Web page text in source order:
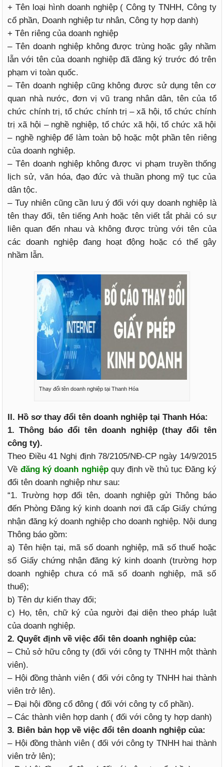
+ Tên loại hình doanh nghiệp ( Công ty TNHH, Công ty
cổ phần, Doanh nghiệp tư nhân, Công ty hợp danh)
+ Tên riêng của doanh nghiệp
– Tên doanh nghiệp không được trùng hoặc gây nhầm
lẫn với tên của doanh nghiệp đã đăng ký trước đó trên
phạm vi toàn quốc.
– Tên doanh nghiệp cũng không được sử dụng tên cơ
quan nhà nước, đơn vị vũ trang nhân dân, tên của tổ
chức chính trị, tổ chức chính trị – xã hội, tổ chức chính
trị xã hội – nghề nghiệp, tổ chức xã hội, tổ chức xã hội
– nghề nghiệp để làm toàn bộ hoặc một phần tên riêng
của doanh nghiệp.
– Tên doanh nghiệp không được vi phạm truyền thống
lịch sử, văn hóa, đạo đức và thuần phong mỹ tục của
dân tộc.
– Tuy nhiên cũng cần lưu ý đối với quy doanh nghiệp là
tên thay đổi, tên tiếng Anh hoặc tên viết tắt phải có sự
liên quan đến nhau và không được trùng với tên của
các doanh nghiệp đang hoạt động hoặc có thể gây
nhầm lẫn.
Thay đổi tên doanh nghiệp tại Thanh Hóa
II. Hồ sơ thay đổi tên doanh nghiệp tại Thanh Hóa:
1. Thông báo đổi tên doanh nghiệp (thay đổi tên
công ty).
Theo Điều 41 Nghị định 78/2105/NĐ-CP ngày 14/9/2015
Về đăng ký doanh nghiệpquy định về thủ tục Đăng ký
đổi tên doanh nghiệp như sau:
“1. Trường hợp đổi tên, doanh nghiệp gửi Thông báo
đến Phòng Đăng ký kinh doanh nơi đã cấp Giấy chứng
nhận đăng ký doanh nghiệp cho doanh nghiệp. Nội dung
Thông báo gồm:
a) Tên hiện tại, mã số doanh nghiệp, mã số thuế hoặc
số Giấy chứng nhận đăng ký kinh doanh (trường hợp
doanh nghiệp chưa có mã số doanh nghiệp, mã số
thuế);
b) Tên dự kiến thay đổi;
c) Họ, tên, chữ ký của người đại diện theo pháp luật
của doanh nghiệp.
2. Quyết định về việc đổi tên doanh nghiệp của:
– Chủ sở hữu công ty (đối với công ty TNHH một thành
viên).
– Hội đồng thành viên ( đối với công ty TNHH hai thành
viên trở lên).
– Đại hội đồng cổ đông ( đối với công ty cổ phần).
– Các thành viên hợp danh ( đối với công ty hợp danh)
3. Biên bản họp về việc đổi tên doanh nghiệp của:
– Hội đồng thành viên ( đối với công ty TNHH hai thành
viên trở lên);